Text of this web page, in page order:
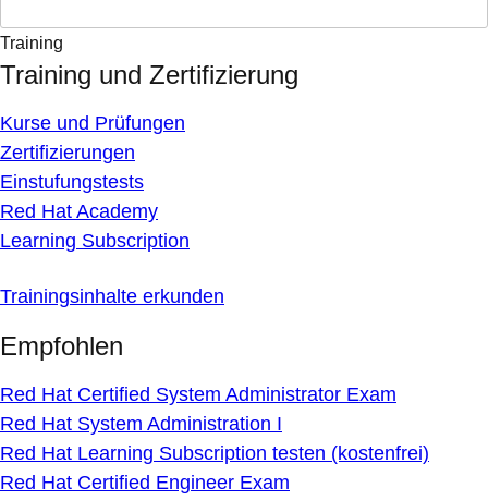
Training
Training und Zertifizierung
Kurse und Prüfungen
Zertifizierungen
Einstufungstests
Red Hat Academy
Learning Subscription
Trainingsinhalte erkunden
Empfohlen
Red Hat Certified System Administrator Exam
Red Hat System Administration I
Red Hat Learning Subscription testen (kostenfrei)
Red Hat Certified Engineer Exam